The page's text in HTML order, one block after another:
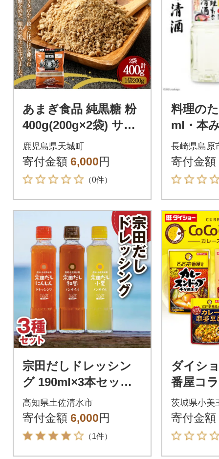
あまぎ食品 純黒糖 粉
400g(200g×2袋) サト
ウキビ 黒糖 料理用 調
味料 粉末 粉
鹿児島県天城町
寄付金額 6,000円
（0件）
料理の
ml・本
良」
長崎県島原
寄付金額
宗田だしドレッシン
グ 190ml×3本セット
(にんじん・小夏・和
風)調味料【R01186】
高知県土佐清水市
寄付金額 6,000円
（1件）
ダイシ
番屋コ
ズ 鍋の
の素 5
P
茨城県小美
寄付金額